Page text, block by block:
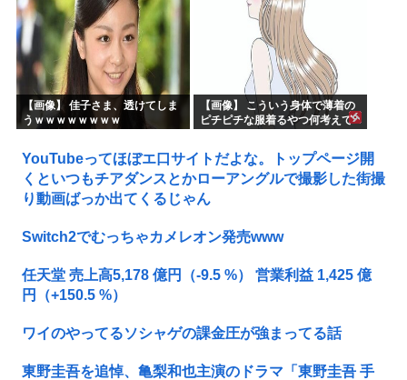
【画像】 佳子さま、透けてしま
うｗｗｗｗｗｗｗｗ
【画像】 こういう身体で薄着の
ピチピチな服着るやつ何考えて
YouTubeってほぼエ口サイトだよな。トップページ開
くといつもチアダンスとかローアングルで撮影した街撮
り動画ばっか出てくるじゃん
Switch2でむっちゃカメレオン発売www
任天堂 売上高5,178 億円（-9.5 %） 営業利益 1,425 億
円（+150.5 %）
ワイのやってるソシャゲの課金圧が強まってる話
東野圭吾を追悼、亀梨和也主演のドラマ「東野圭吾 手